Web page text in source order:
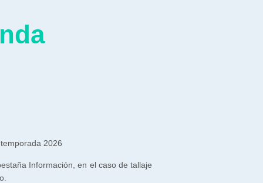
2026
Información, en el caso de tallaje